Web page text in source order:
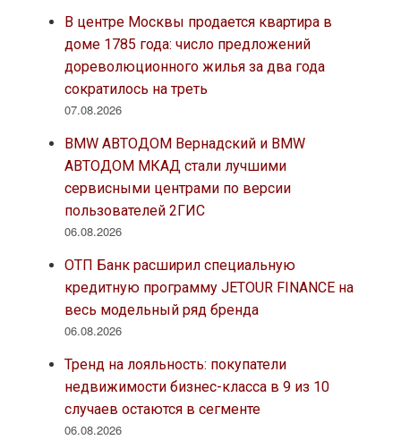
В центре Москвы продается квартира в
доме 1785 года: число предложений
дореволюционного жилья за два года
сократилось на треть
07.08.2026
BMW АВТОДОМ Вернадский и BMW
АВТОДОМ МКАД стали лучшими
сервисными центрами по версии
пользователей 2ГИС
06.08.2026
ОТП Банк расширил специальную
кредитную программу JETOUR FINANCE на
весь модельный ряд бренда
06.08.2026
Тренд на лояльность: покупатели
недвижимости бизнес-класса в 9 из 10
случаев остаются в сегменте
06.08.2026